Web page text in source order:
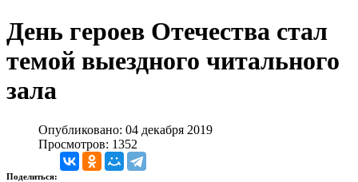
День героев Отечества стал
темой выездного читального
зала
Опубликовано: 04 декабря 2019
Просмотров: 1352
Поделиться: